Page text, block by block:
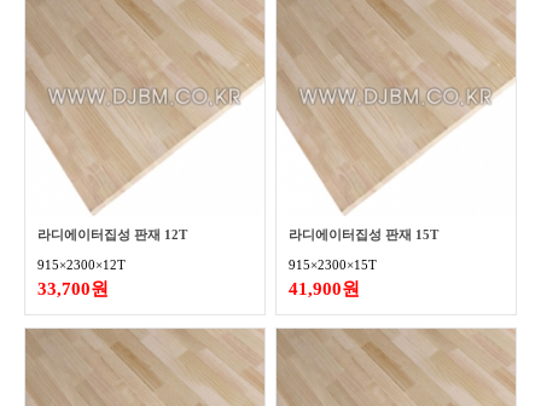
라디에이터집성 판재 12T
915×2300×12T
33,700원
라디에이터집성 판재 15T
915×2300×15T
41,900원